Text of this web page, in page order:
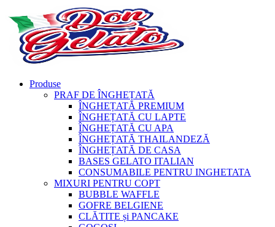
Produse
PRAF DE ÎNGHEȚATĂ
ÎNGHEȚATĂ PREMIUM
ÎNGHEȚATĂ CU LAPTE
ÎNGHEȚATĂ CU APA
ÎNGHEȚATĂ THAILANDEZĂ
ÎNGHEȚATĂ DE CASA
BASES GELATO ITALIAN
CONSUMABILE PENTRU INGHETATA
MIXURI PENTRU COPT
BUBBLE WAFFLE
GOFRE BELGIENE
CLĂTITE și PANCAKE